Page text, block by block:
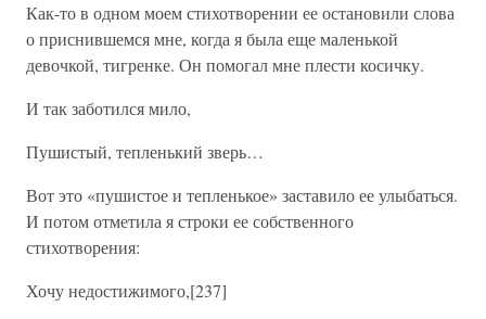
Как-то в одном моем стихотворении ее остановили слова
о приснившемся мне, когда я была еще маленькой
девочкой, тигренке. Он помогал мне плести косичку.
И так заботился мило,
Пушистый, тепленький зверь…
Вот это «пушистое и тепленькое» заставило ее улыбаться.
И потом отметила я строки ее собственного
стихотворения:
Хочу недостижимого,[237]